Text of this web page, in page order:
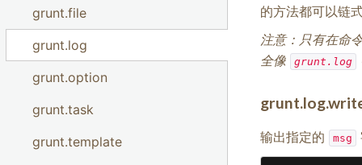
的方法都可以链
注意：只有在命
全像
grunt.log
输出指定的 msg
grunt.file
grunt.log
grunt.option
grunt.task
grunt.template